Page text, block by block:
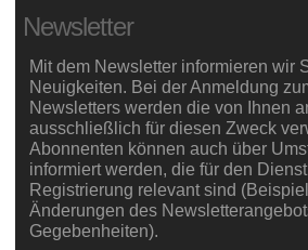
Newsletter
Mit dem Newsletter informieren wir
Neuigkeiten. Bei der Anmeldung
Newsletters werden die von Ihnen
ausschließlich für diesen Zweck
Abonnenten können auch über
informiert werden, die für den
Registrierung relevant sind
Änderungen des
Gegebenheiten).